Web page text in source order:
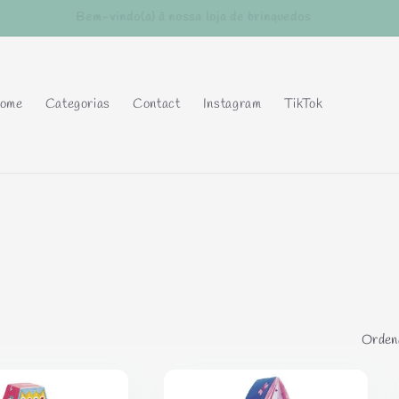
Categorias Contact Instagram TikTok